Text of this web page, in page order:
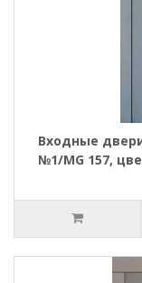
Входные
№1/MG 157,